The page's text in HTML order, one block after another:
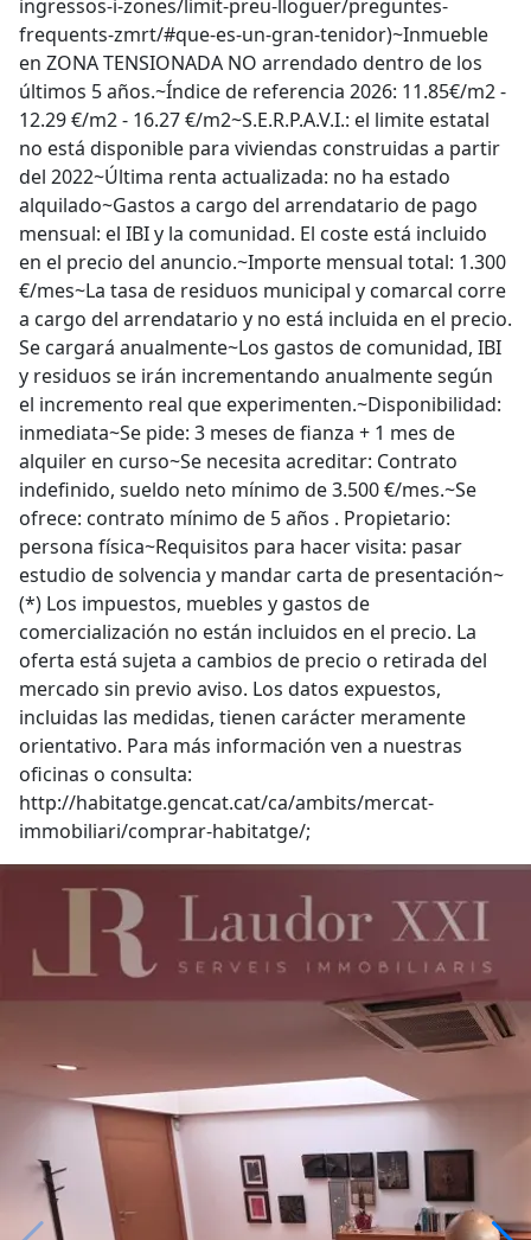
ingressos-i-zones/limit-preu-lloguer/preguntes-
frequents-zmrt/#que-es-un-gran-tenidor)~Inmueble
en ZONA TENSIONADA NO arrendado dentro de los
últimos 5 años.~Índice de referencia 2026: 11.85€/m2 -
12.29 €/m2 - 16.27 €/m2~S.E.R.P.A.V.I.: el limite estatal
no está disponible para viviendas construidas a partir
del 2022~Última renta actualizada: no ha estado
alquilado~Gastos a cargo del arrendatario de pago
mensual: el IBI y la comunidad. El coste está incluido
en el precio del anuncio.~Importe mensual total: 1.300
€/mes~La tasa de residuos municipal y comarcal corre
a cargo del arrendatario y no está incluida en el precio.
Se cargará anualmente~Los gastos de comunidad, IBI
y residuos se irán incrementando anualmente según
el incremento real que experimenten.~Disponibilidad:
inmediata~Se pide: 3 meses de fianza + 1 mes de
alquiler en curso~Se necesita acreditar: Contrato
indefinido, sueldo neto mínimo de 3.500 €/mes.~Se
ofrece: contrato mínimo de 5 años . Propietario:
persona física~Requisitos para hacer visita: pasar
estudio de solvencia y mandar carta de presentación~
(*) Los impuestos, muebles y gastos de
comercialización no están incluidos en el precio. La
oferta está sujeta a cambios de precio o retirada del
mercado sin previo aviso. Los datos expuestos,
incluidas las medidas, tienen carácter meramente
orientativo. Para más información ven a nuestras
oficinas o consulta:
http://habitatge.gencat.cat/ca/ambits/mercat-
immobiliari/comprar-habitatge/;